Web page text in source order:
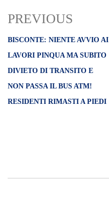
PREVIOUS
BISCONTE: NIENTE AVVIO AI
LAVORI PINQUA MA SUBITO
DIVIETO DI TRANSITO E
NON PASSA IL BUS ATM!
RESIDENTI RIMASTI A PIEDI